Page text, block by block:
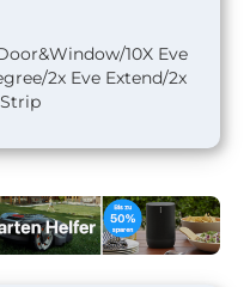
10X Eve
2x Eve Extend/2x